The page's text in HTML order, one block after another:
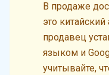
В продаже
это
продавец
языком и
учитывайте,